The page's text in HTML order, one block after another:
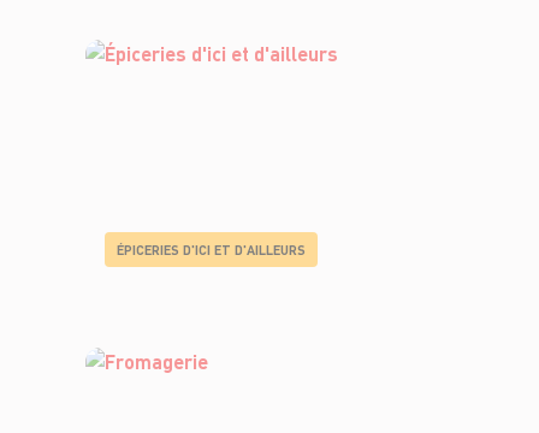
ÉPICERIES D'ICI ET D'AILLEURS